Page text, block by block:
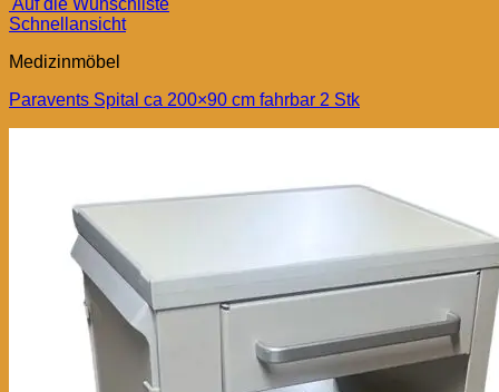
Auf die Wunschliste
Schnellansicht
Medizinmöbel
Paravents Spital ca 200×90 cm fahrbar 2 Stk